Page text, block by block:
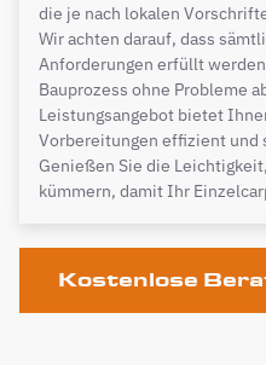
die je nach lokalen
Wir achten darauf, dass
Anforderungen erfüllt
Bauprozess ohne Probleme
Leistungsangebot bietet
Vorbereitungen effizient und
Genießen Sie die
kümmern, damit Ihr
Kostenlose